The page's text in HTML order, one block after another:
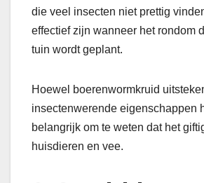
die veel insecten niet prettig
effectief zijn wanneer het rondom
tuin wordt geplant.
Hoewel boerenwormkruid
insectenwerende eigenschappen
belangrijk om te weten dat het
huisdieren en vee.